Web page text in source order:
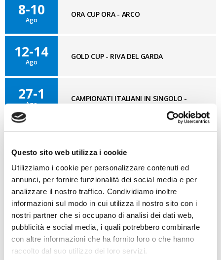
Questo sito web utilizza i cookie
Utilizziamo i cookie per personalizzare contenuti ed
annunci, per fornire funzionalità dei social media e per
analizzare il nostro traffico. Condividiamo inoltre
informazioni sul modo in cui utilizza il nostro sito con i
nostri partner che si occupano di analisi dei dati web,
pubblicità e social media, i quali potrebbero combinarle
con altre informazioni che ha fornito loro o che hanno
raccolto dal suo utilizzo dei loro servizi.
8-10
Ago
ORA CUP ORA - ARCO
12-14
Ago
GOLD CUP - RIVA DEL GARDA
27-1
Ago
CAMPIONATI ITALIANI IN SINGOLO -
BLOG OPTI GAN
07/08/2026
Cosa bisogna ritrovare
03/08/2026
Nuovo GAN
31/07/2026